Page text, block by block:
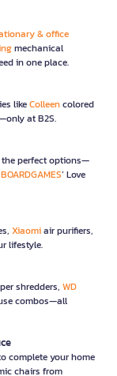
& office
mechanical
in one place.
likeColleencolored
at B2S.
the perfect options—
’ Love
Xiaomiair purifiers,
lifestyle.
shredders, WD
combos—all
complete your home
chairs from